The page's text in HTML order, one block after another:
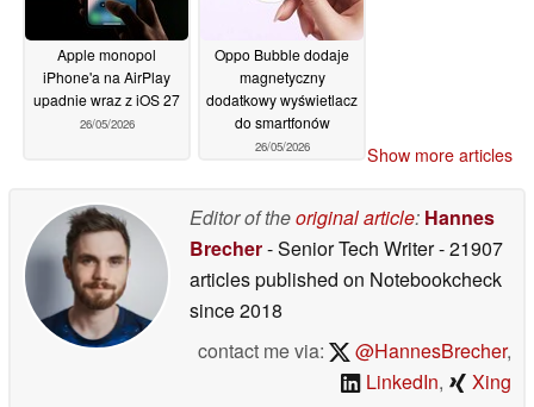
Apple monopol
iPhone'a na AirPlay
upadnie wraz z iOS 27
26/05/2026
Oppo Bubble dodaje
magnetyczny
dodatkowy wyświetlacz
do smartfonów
26/05/2026 Show more articles
Editor of theoriginal article: Hannes
Brecher- Senior Tech Writer- 21907
articles published on Notebookcheck
since 2018
contact me via:
@HannesBrecher,
LinkedIn, Xing